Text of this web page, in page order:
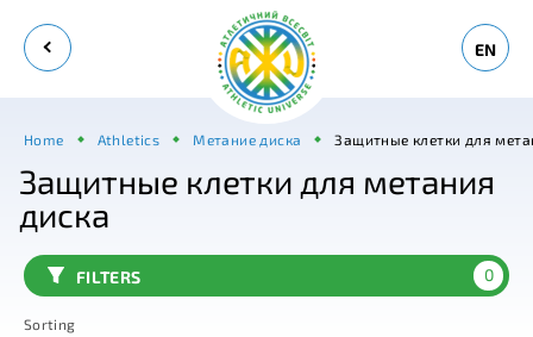
EN
Home Athletics Метание диска Защитные клетки для
Защитные клетки для метания
диска
FILTERS 0
Sorting